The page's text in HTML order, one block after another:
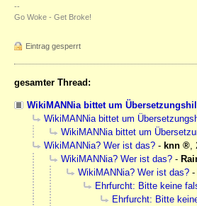
--
Go Woke - Get Broke!
Eintrag gesperrt
gesamter Thread:
WikiMANNia bittet um
WikiMANNia bittet um
WikiMANNia bittet um
WikiMANNia? Wer ist das? - knn ,
WikiMANNia? Wer ist das? -
WikiMANNia? Wer ist das? -
Ehrfurcht: Bitte keine
Ehrfurcht: Bitte